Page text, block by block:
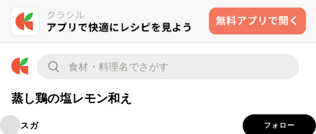
蒸し鶏の塩レモン和え
スガ フォロー